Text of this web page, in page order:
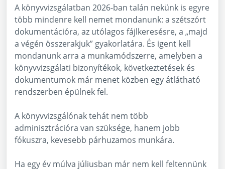
A könyvvizsgálatban 2026-ban talán nekünk is egyre
több mindenre kell nemet mondanunk: a szétszórt
dokumentációra, az utólagos fájlkeresésre, a „majd
a végén összerakjuk” gyakorlatára. És igent kell
mondanunk arra a munkamódszerre, amelyben a
könyvvizsgálati bizonyítékok, következtetések és
dokumentumok már menet közben egy átlátható
rendszerben épülnek fel.
A könyvvizsgálónak tehát nem több
adminisztrációra van szüksége, hanem jobb
fókuszra, kevesebb párhuzamos munkára.
Ha egy év múlva júliusban már nem kell feltennünk